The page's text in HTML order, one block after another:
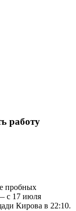
работу
пробных
с 17 июля
Кирова в 22:10.